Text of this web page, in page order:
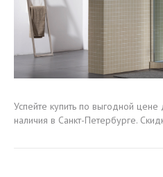
Успейте купить по выгодной
наличия в Санкт-Петербурге.